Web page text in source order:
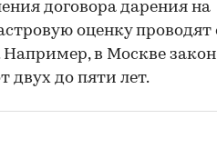
договора дарения на
оценку проводят
в Москве закон
двух до пяти лет.